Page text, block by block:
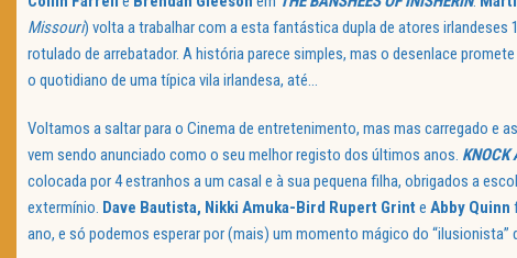
Missouri) volta a trabalhar com a esta fantástica dupla de atores irlandeses
rotulado de arrebatador. A história parece simples, mas o desenlace
o quotidiano de uma típica vila irlandesa, até…
Voltamos a saltar para o Cinema de entretenimento, mas mas carregado e
vem sendo anunciado como o seu melhor registo dos últimos anos. KNOCK
colocada por 4 estranhos a um casal e à sua pequena filha, obrigados a
extermínio. Dave Bautista, Nikki Amuka-Bird Rupert Grint e Abby Quinn
ano, e só podemos esperar por (mais) um momento mágico do “ilusionista”